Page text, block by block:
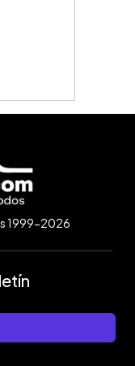
1999-2026